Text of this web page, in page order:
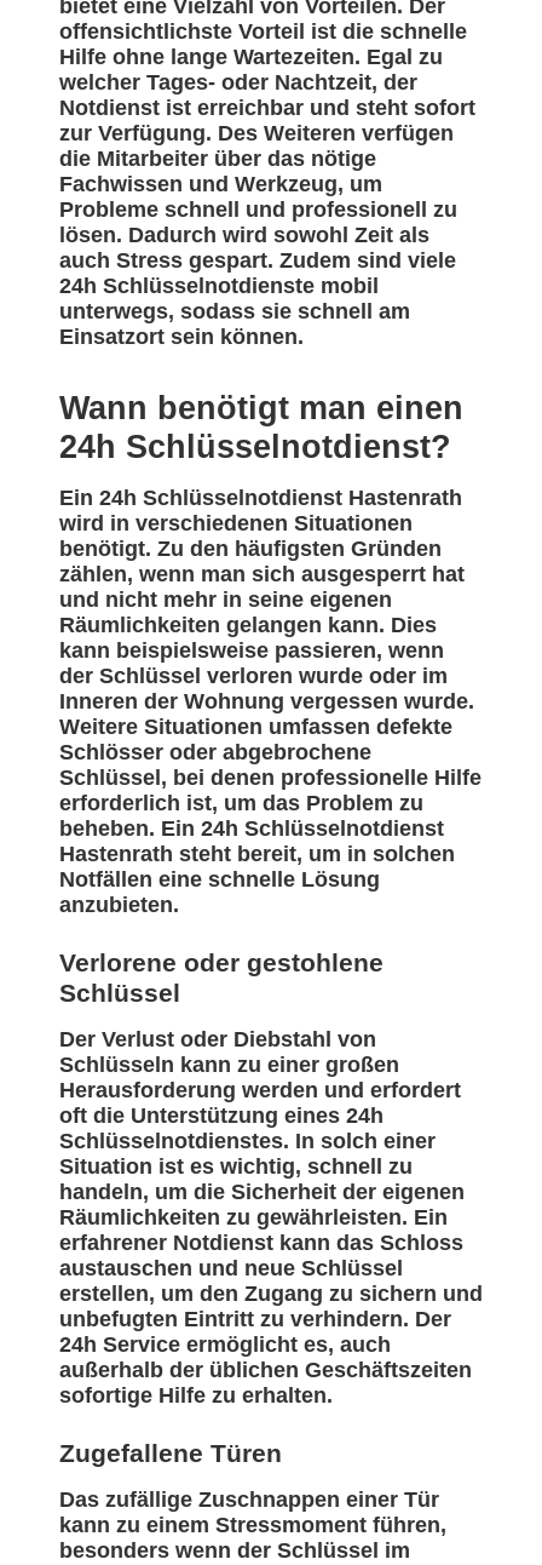
bietet eine Vielzahl von Vorteilen. Der
offensichtlichste Vorteil ist die schnelle
Hilfe ohne lange Wartezeiten. Egal zu
welcher Tages- oder Nachtzeit, der
Notdienst ist erreichbar und steht sofort
zur Verfügung. Des Weiteren verfügen
die Mitarbeiter über das nötige
Fachwissen und Werkzeug, um
Probleme schnell und professionell zu
lösen. Dadurch wird sowohl Zeit als
auch Stress gespart. Zudem sind viele
24h Schlüsselnotdienste mobil
unterwegs, sodass sie schnell am
Einsatzort sein können.
Wann benötigt man einen
24h Schlüsselnotdienst?
Ein 24h Schlüsselnotdienst Hastenrath
wird in verschiedenen Situationen
benötigt. Zu den häufigsten Gründen
zählen, wenn man sich ausgesperrt hat
und nicht mehr in seine eigenen
Räumlichkeiten gelangen kann. Dies
kann beispielsweise passieren, wenn
der Schlüssel verloren wurde oder im
Inneren der Wohnung vergessen wurde.
Weitere Situationen umfassen defekte
Schlösser oder abgebrochene
Schlüssel, bei denen professionelle Hilfe
erforderlich ist, um das Problem zu
beheben. Ein 24h Schlüsselnotdienst
Hastenrath steht bereit, um in solchen
Notfällen eine schnelle Lösung
anzubieten.
Verlorene oder gestohlene
Schlüssel
Der Verlust oder Diebstahl von
Schlüsseln kann zu einer großen
Herausforderung werden und erfordert
oft die Unterstützung eines 24h
Schlüsselnotdienstes. In solch einer
Situation ist es wichtig, schnell zu
handeln, um die Sicherheit der eigenen
Räumlichkeiten zu gewährleisten. Ein
erfahrener Notdienst kann das Schloss
austauschen und neue Schlüssel
erstellen, um den Zugang zu sichern und
unbefugten Eintritt zu verhindern. Der
24h Service ermöglicht es, auch
außerhalb der üblichen Geschäftszeiten
sofortige Hilfe zu erhalten.
Zugefallene Türen
Das zufällige Zuschnappen einer Tür
kann zu einem Stressmoment führen,
besonders wenn der Schlüssel im